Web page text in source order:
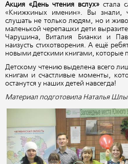
Акция «День чтения вслух» стала
«Книжкиных именин». Вы знали,
слушать не только людям, но и
маленькой черепашки дети
Чарушина, Виталия Бианки и
наизусть стихотворения. А ещё
новыми детскими книгами, которые
Детскому чтению выделена всего
книгам и счастливые моменты,
останутся у наших детей навсегда!
Материал подготовила Наталья